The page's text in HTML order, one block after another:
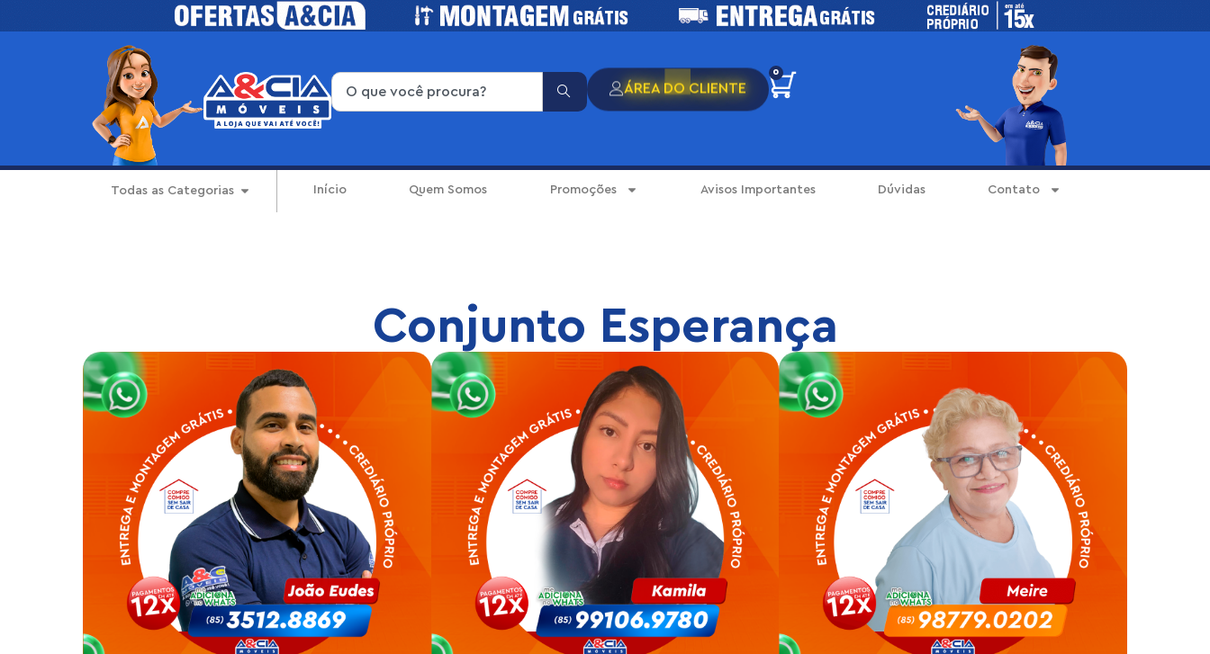
ÁREA DO CLIENTE
0
Todas as Categorias Início Quem Somos Promoções Avisos Importantes Dúvidas Contato
Conjunto Esperança